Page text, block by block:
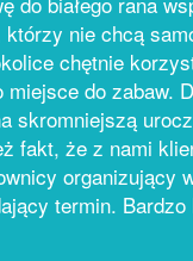
nie chcą
chętnie
do
skromniejszą
fakt, że z nami
termin.